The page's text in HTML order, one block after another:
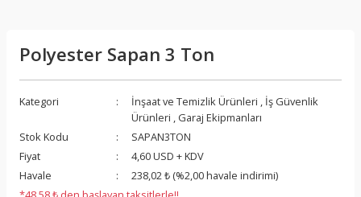
Polyester Sapan 3 Ton
Kategori İnşaat ve Temizlik Ürünleri , İş Güvenlik
Ürünleri , Garaj Ekipmanları
Stok Kodu
SAPAN3TON
Fiyat
4,60 USD + KDV
Havale
238,02 ₺ (%2,00 havale indirimi)